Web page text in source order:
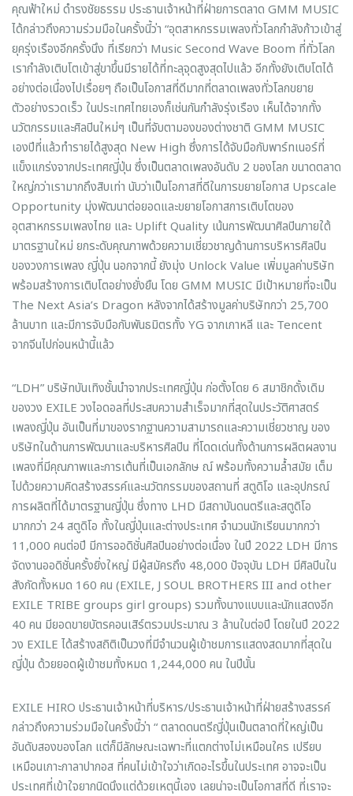
คุณฟ้าใหม่ ดำรงชัยธรรม ประธานเจ้าหน้าที่ฝ่ายการตลาด GMM MUSIC
ได้กล่าวถึงความร่วมมือในครั้งนี้ว่า “อุตสาหกรรมเพลงทั่วโลกกำลังก้าวเข้าสู่
ยุครุ่งเรืองอีกครั้งนึง ที่เรียกว่า Music Second Wave Boom ที่ทั่วโลก
เรากำลังเติบโตเข้าสู่ขาขึ้นมีรายได้ที่ทะลุจุดสูงสุดไปแล้ว อีกทั้งยังเติบโตได้
อย่างต่อเนื่องไปเรื่อยๆ ถือเป็นโอกาสที่ดีมากที่ตลาดเพลงทั่วโลกขยาย
ตัวอย่างรวดเร็ว ในประเทศไทยเองก็เช่นกันกำลังรุ่งเรือง เห็นได้จากทั้ง
นวัตกรรมและศิลปินใหม่ๆ เป็นที่จับตามองของต่างชาติ GMM MUSIC
เองปีที่แล้วทำรายได้สูงสุด New High ซึ่งการได้จับมือกับพาร์ทเนอร์ที่
แข็งแกร่งจากประเทศญี่ปุ่น ซึ่งเป็นตลาดเพลงอันดับ 2 ของโลก ขนาดตลาด
ใหญ่กว่าเรามากถึงสิบเท่า นับว่าเป็นโอกาสที่ดีในการขยายโอกาส Upscale
Opportunity มุ่งพัฒนาต่อยอดและขยายโอกาสการเติบโตของ
อุตสาหกรรมเพลงไทย และ Uplift Quality เน้นการพัฒนาศิลปินภายใต้
มาตรฐานใหม่ ยกระดับคุณภาพด้วยความเชี่ยวชาญด้านการบริหารศิลปิน
ของวงการเพลง ญี่ปุ่น นอกจากนี้ ยังมุ่ง Unlock Value เพิ่มมูลค่าบริษัท
พร้อมสร้างการเติบโตอย่างยั่งยืน โดย GMM MUSIC มีเป้าหมายที่จะเป็น
The Next Asia’s Dragon หลังจากได้สร้างมูลค่าบริษัทกว่า 25,700
ล้านบาท และมีการจับมือกับพันธมิตรทั้ง YG จากเกาหลี และ Tencent
จากจีนไปก่อนหน้านี้แล้ว
“LDH” บริษัทบันเทิงชั้นนำจากประเทศญี่ปุ่น ก่อตั้งโดย 6 สมาชิกดั้งเดิม
ของวง EXILE วงไอดอลที่ประสบความสำเร็จมากที่สุดในประวัติศาสตร์
เพลงญี่ปุ่น อันเป็นที่มาของรากฐานความสามารถและความเชี่ยวชาญ ของ
บริษัทในด้านการพัฒนาและบริหารศิลปิน ที่โดดเด่นทั้งด้านการผลิตผลงาน
เพลงที่มีคุณภาพและการเต้นที่เป็นเอกลักษ ณ์ พร้อมทั้งความล้ำสมัย เต็ม
ไปด้วยความคิดสร้างสรรค์และนวัตกรรมของสถานที่ สตูดิโอ และอุปกรณ์
การผลิตที่ได้มาตรฐานญี่ปุ่น ซึ่งทาง LHD มีสถาบันดนตรีและสตูดิโอ
มากกว่า 24 สตูดิโอ ทั้งในญี่ปุ่นและต่างประเทศ จำนวนนักเรียนมากกว่า
11,000 คนต่อปี มีการออดิชั่นศิลปินอย่างต่อเนื่อง ในปี 2022 LDH มีการ
จัดงานออดิชั่นครั้งยิ่งใหญ่ มีผู้สมัครถึง 48,000 ปัจจุบัน LDH มีศิลปินใน
สังกัดทั้งหมด 160 คน (EXILE, J SOUL BROTHERS III and other
EXILE TRIBE groups girl groups) รวมทั้งนางแบบและนักแสดงอีก
40 คน มียอดขายบัตรคอนเสิร์ตรวมประมาณ 3 ล้านใบต่อปี โดยในปี 2022
วง EXILE ได้สร้างสถิติเป็นวงที่มีจำนวนผู้เข้าชมการแสดงสดมากที่สุดใน
ญี่ปุ่น ด้วยยอดผู้เข้าชมทั้งหมด 1,244,000 คน ในปีนั้น
EXILE HIRO ประธานเจ้าหน้าที่บริหาร/ประธานเจ้าหน้าที่ฝ่ายสร้างสรรค์
กล่าวถึงความร่วมมือในครั้งนี้ว่า “ ตลาดดนตรีญี่ปุ่นเป็นตลาดที่ใหญ่เป็น
อันดับสองของโลก แต่ก็มีลักษณะเฉพาะที่แตกต่างไม่เหมือนใคร เปรียบ
เหมือนเกาะกาลาปากอส ที่คนไม่เข้าใจว่าเกิดอะไรขึ้นในประเทศ อาจจะเป็น
ประเทศที่เข้าใจยากนิดนึงแต่ด้วยเหตุนี้เอง เลยน่าจะเป็นโอกาสที่ดี ที่เราจะ